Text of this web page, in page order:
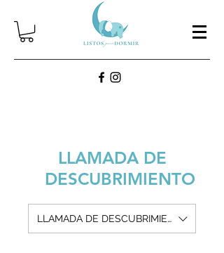
LLAMADA DE
DESCUBRIMIENTO
LLAMADA DE DESCUBRIMIENTO